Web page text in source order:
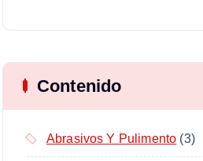
Contenido
Abrasivos Y Pulimento (3)